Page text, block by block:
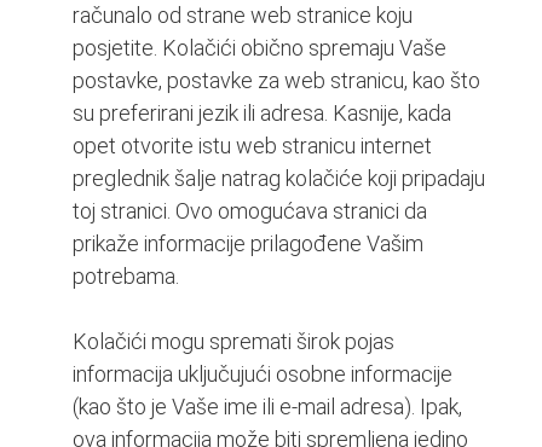
računalo od strane web stranice koju
posjetite. Kolačići obično spremaju Vaše
postavke, postavke za web stranicu, kao što
su preferirani jezik ili adresa. Kasnije, kada
opet otvorite istu web stranicu internet
preglednik šalje natrag kolačiće koji pripadaju
toj stranici. Ovo omogućava stranici da
prikaže informacije prilagođene Vašim
potrebama.
Kolačići mogu spremati širok pojas
informacija uključujući osobne informacije
(kao što je Vaše ime ili e-mail adresa). Ipak,
ova informacija može biti spremljena jedino